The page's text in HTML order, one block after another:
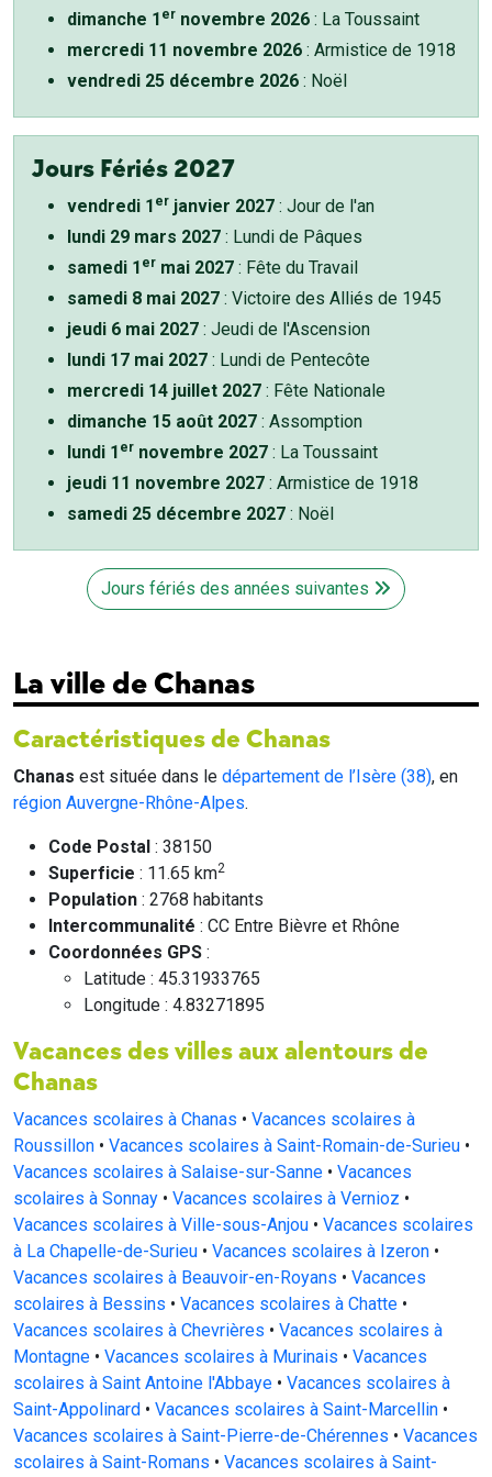
dimanche 1 er novembre 2026 : La Toussaint
mercredi 11 novembre 2026 : Armistice de 1918
vendredi 25 décembre 2026 : Noël
Jours Fériés 2027
vendredi 1 er janvier 2027 : Jour de l'an
lundi 29 mars 2027 : Lundi de Pâques
samedi 1 er mai 2027 : Fête du Travail
samedi 8 mai 2027 : Victoire des Alliés de 1945
jeudi 6 mai 2027 : Jeudi de l'Ascension
lundi 17 mai 2027 : Lundi de Pentecôte
mercredi 14 juillet 2027 : Fête Nationale
dimanche 15 août 2027 : Assomption
lundi 1 er novembre 2027 : La Toussaint
jeudi 11 novembre 2027 : Armistice de 1918
samedi 25 décembre 2027 : Noël
Jours fériés des années suivantes
La ville de Chanas
Caractéristiques de Chanas
Chanas est située dans le département de l’Isère (38), en
région Auvergne-Rhône-Alpes.
Code Postal : 38150
Superficie : 11.65 km2
Population : 2768 habitants
Intercommunalité : CC Entre Bièvre et Rhône
Coordonnées GPS :
Latitude : 45.31933765
Longitude : 4.83271895
Vacances des villes aux alentours de
Chanas
Vacances scolaires à Chanas • Vacances scolaires à
Roussillon • Vacances scolaires à Saint-Romain-de-Surieu •
Vacances scolaires à Salaise-sur-Sanne • Vacances
scolaires à Sonnay • Vacances scolaires à Vernioz •
Vacances scolaires à Ville-sous-Anjou • Vacances scolaires
à La Chapelle-de-Surieu • Vacances scolaires à Izeron •
Vacances scolaires à Beauvoir-en-Royans • Vacances
scolaires à Bessins • Vacances scolaires à Chatte •
Vacances scolaires à Chevrières • Vacances scolaires à
Montagne • Vacances scolaires à Murinais • Vacances
scolaires à Saint Antoine l'Abbaye • Vacances scolaires à
Saint-Appolinard • Vacances scolaires à Saint-Marcellin •
Vacances scolaires à Saint-Pierre-de-Chérennes • Vacances
scolaires à Saint-Romans • Vacances scolaires à Saint-